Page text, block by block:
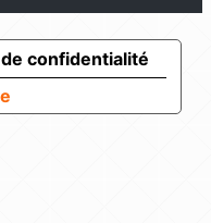
confidentialité